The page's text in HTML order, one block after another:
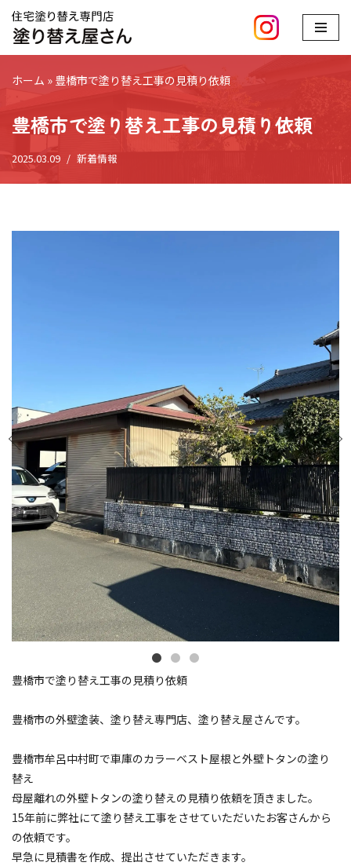
コ
テ
ツ
ス
キ
ホーム » 豊橋市で塗り替え工事の見積り依頼
豊橋市で塗り替え工事の見積り依頼
2025.03.09 新着情報
豊橋市で塗り替え工事の見積り依頼
豊橋市の外壁塗装、塗り替え専門店、塗り替え屋さんです。
豊橋市牟呂中村町で車庫のカラーベスト屋根と外壁トタンの塗り
替え
母屋離れの外壁トタンの塗り替えの見積り依頼を頂きました。
15年前に弊社にて塗り替え工事をさせていただいたお客さんから
の依頼です。
早急に見積書を作成、提出させていただきます。